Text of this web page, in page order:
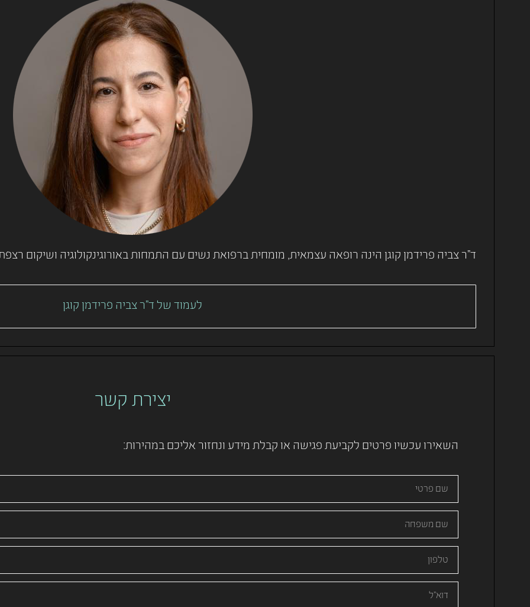
ד"ר צביה פרידמן קוגן הינה רופאה עצמאית, מומחית ברפואת נשים עם התמחות באורוגינקולוגיה ושיקום
לעמוד של ד"ר צביה פרידמן קוגן
יצירת קשר
השאירו עכשיו פרטים לקביעת פגישה או קבלת מידע ונחזור אליכם במהירות: